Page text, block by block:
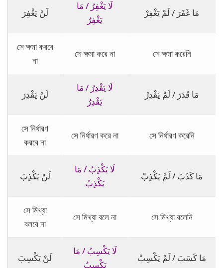
لَنْ يَغْفِرَ
لَا يَغْفِرُ / مَا
يَغْفِرُ
مَا غَفَرَ / لَمْ يَغْفِرْ
সে ক্ষমা করবে
না
সে ক্ষমা করে না সে ক্ষমা করেনি
لَنْ يَقْدِرَ
لَا يَقْدِرُ / مَا
يَقْدِرُ
مَا قَدَرَ / لَمْ يَقْدِرْ
সে নির্ধারণ
করবে না
সে নির্ধারণ করে না সে নির্ধারণ করেনি
لَنْ يَكْذِبَ
لَا يَكْذِبُ / مَا
يَكْذِبُ
مَا كَذَبَ / لَمْ يَكْذِبْ
সে মিথ্যা
বলবে না
সে মিথ্যা বলে না সে মিথ্যা বলেনি
لَنْ يَكْسِبَ
لَا يَكْسِبُ / مَا
يَكْسِبُ
مَا كَسَبَ / لَمْ يَكْسِبْ